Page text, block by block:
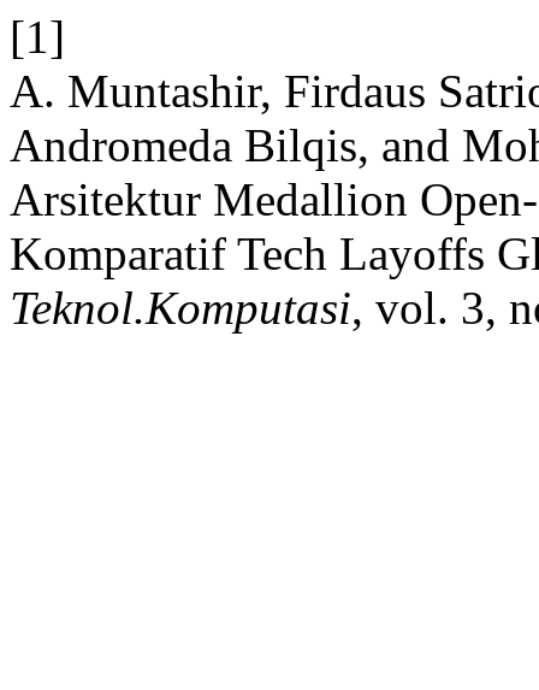
[1]
A. Muntashir, Firdaus
Andromeda Bilqis, and
Arsitektur Medallion
Komparatif Tech Layoffs
Teknol.Komputasi, vol. 3,